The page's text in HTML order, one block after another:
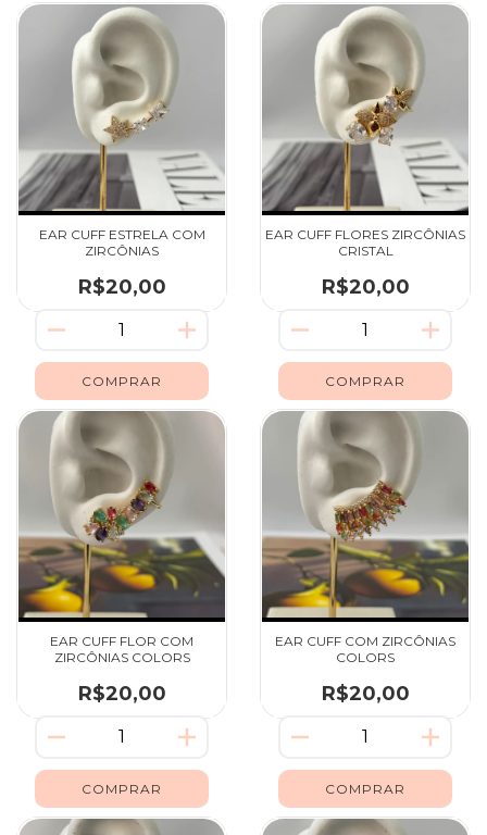
EAR CUFF ESTRELA COM
ZIRCÔNIAS
R$20,00
EAR CUFF FLORES ZIRCÔNIAS
CRISTAL
R$20,00
EAR CUFF FLOR COM
ZIRCÔNIAS COLORS
R$20,00
EAR CUFF COM ZIRCÔNIAS
COLORS
R$20,00